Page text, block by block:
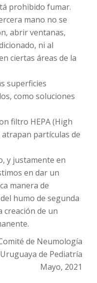
prohibido fumar.
mano no se
abrir ventanas,
ni al
ciertas áreas de la
superficies
como soluciones
filtro HEPA (High
atrapan partículas de
y justamente en
en dar un
manera de
humo de segunda
creación de un
de Neumología
de Pediatría
Mayo, 2021